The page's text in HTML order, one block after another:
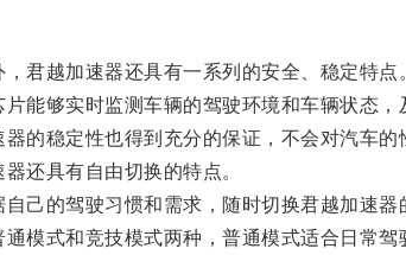
越加速器还具有一系列的安全、稳定特点
够实时监测车辆的驾驶环境和车辆状态，
稳定性也得到充分的保证，不会对汽车的
具有自由切换的特点。
的驾驶习惯和需求，随时切换君越加速器
式和竞技模式两种，普通模式适合日常驾